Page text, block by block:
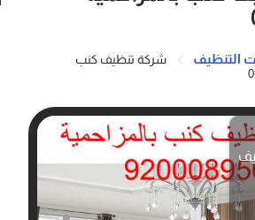
التنظيف
شركة تنظيف كنب